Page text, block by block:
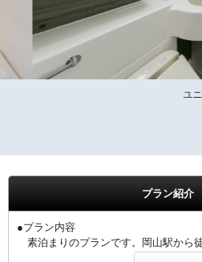
ユニットバ
プラン紹介
●プラン内容
素泊まりのプランです。岡山駅から